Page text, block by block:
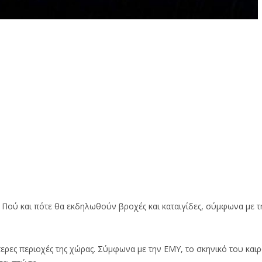
και πότε θα εκδηλωθούν βροχές και καταιγίδες, σύμφωνα με
περιοχές της χώρας. Σύμφωνα με την ΕΜΥ, το σκηνικό του